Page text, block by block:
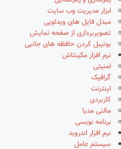
ابزار مدیریت وب سایت
مبدل فایل های ویدئویی
تصویربرداری از صفحه نمایش
بوتیبل کردن حافظه های جانبی
نرم افزار مکینتاش
امنیتی
گرافیک
اینترنت
کاربردی
مالتی مدیا
برنامه نویسی
نرم افزار اندروید
سیستم عامل